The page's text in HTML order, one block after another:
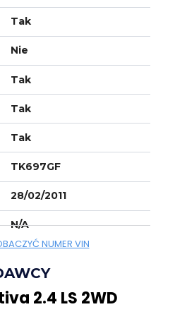
Tak
Nie
Tak
Tak
Tak
TK697GF
28/02/2011
N/A
NUMER VIN
2.4 LS 2WD